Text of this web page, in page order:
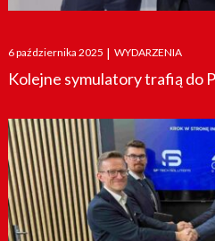
Posted
on
6 października 2025 | WYDARZENIA
Kolejne symulatory trafią do